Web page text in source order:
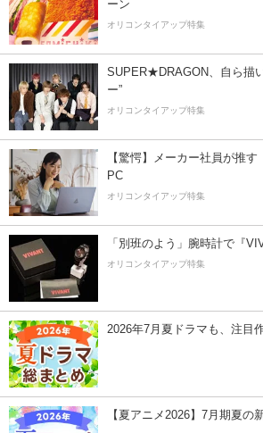
ーン
オリコンタイアップ特集
SUPER★DRAGON、自ら描
ー”
オリコンタイアップ特集
【驚愕】メーカー社員が推
PC
オリコンタイアップ特集
「別班のよう」腕時計で『
オリコンタイアップ特集
2026年7月夏ドラマも、注目
【夏アニメ2026】7月期夏の